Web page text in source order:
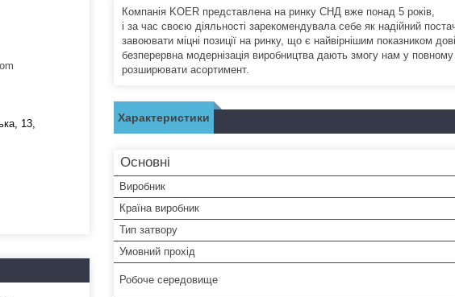
Компанія KOER представлена на ринку СНД вже понад 5 років,
і за час своєю діяльності зарекомендувала себе як надійний
завоювати міцні позиції на ринку, що є найвірнішим показником
безперервна модернізація виробництва дають змогу нам у повному
розширювати асортимент.
Характеристики
Основні
Виробник
Країна виробник
Тип затвору
Умовний прохід
Робоче середовище
13,